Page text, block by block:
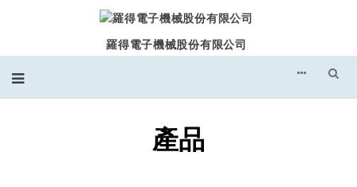
羅得電子機械股份有限公司
產品